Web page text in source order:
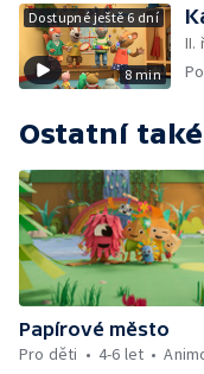
Dostupné ještě 6 dní
8 min
II.
Ostatní
Papírové město
Pro děti
4-6 let